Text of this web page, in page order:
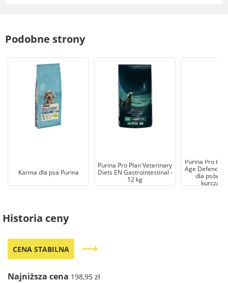
Podobne strony
Karma dla psa Purina
Purina Pro Plan Veterinary
Diets EN Gastrointestinal -
12 kg
Purina Pro
Age Defence
dla psów
Historia ceny
CENA STABILNA trending_flat
Najniższa cena 198,95 zł